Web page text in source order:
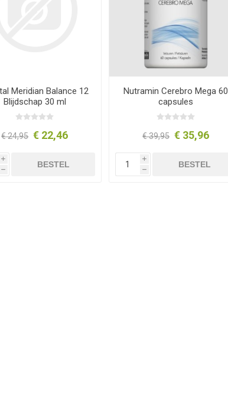
Meridian Balance 12
Blijdschap 30 ml
€ 24,95 € 22,46
i
h
BESTEL
Nutramin Cerebro Mega 60
capsules
€ 39,95 € 35,96
i
h
BESTEL